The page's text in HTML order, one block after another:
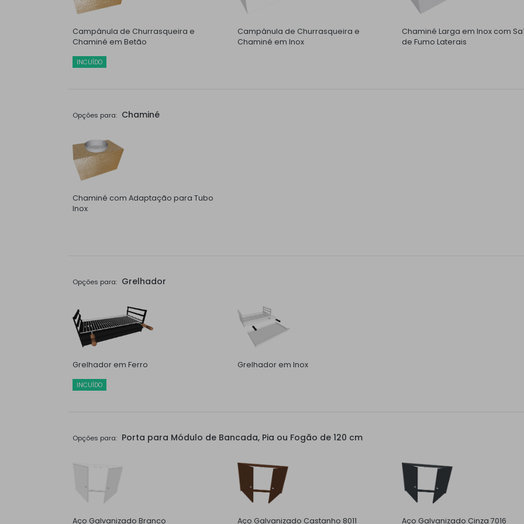
Campânula de Churrasqueira e
Chaminé em Betão
INCUÍDO
Campânula de Churrasqueira e
Chaminé em Inox
Chaminé Larga em Inox com
de Fumo Laterais
Opções para: Chaminé
Chaminé com Adaptação para Tubo
Inox
Opções para: Grelhador
Grelhador em Ferro
INCUÍDO
Grelhador em Inox
Opções para: Porta para Módulo de Bancada, Pia ou Fogão de 120 cm
Aço Galvanizado Branco Aço Galvanizado Castanho 8011 Aço Galvanizado Cinza 7016